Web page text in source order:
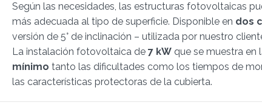
Según las necesidades, las estructuras fotovoltaicas
más adecuada al tipo de superficie. Disponible en dos
versión de 5° de inclinación – utilizada por nuestro
La instalación fotovoltaica de 7 kW que se muestra en
mínimo tanto las dificultades como los tiempos de
las características protectoras de la cubierta.